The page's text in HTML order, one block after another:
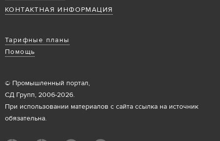
КОНТАКТНАЯ ИНФОРМАЦИЯ
Тарифные планы
Помощь
© Промышленный портал,
СД Групп, 2006-2026.
При использовании материалов с сайта ссылка на источник
обязательна.